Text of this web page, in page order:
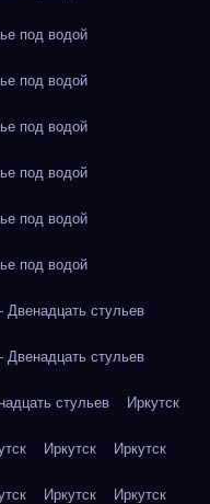
под водой
под водой
под водой
под водой
под водой
под водой
стульев
стульев
стульев Иркутск
Иркутск Иркутск
Иркутск Иркутск